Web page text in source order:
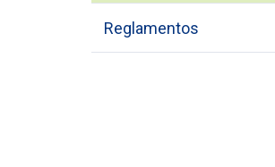
Reglamentos